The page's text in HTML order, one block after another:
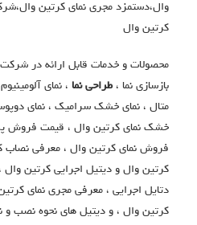
وال،دستمزد مجری نمای کرتین
کرتین وال
محصولات و خدمات قابل ارائه در شرکت
بازسازی نما ،طراحی نما ، نمای
متال ، نمای خشک سرامیک ، نمای
خشک نمای کرتین وال ، قیمت فروش
فروش نمای کرتین وال ، معرفی نصاب
دتایل اجرایی ، معرفی مجری نمای
کرتین وال ، و دیتیل های نحوه نصب و